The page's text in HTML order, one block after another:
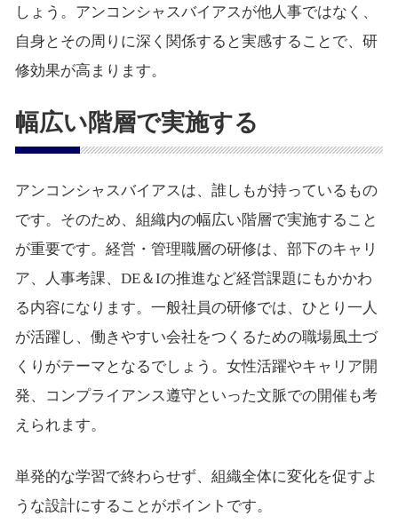
しょう。アンコンシャスバイアスが他人事ではなく、
自身とその周りに深く関係すると実感することで、研
修効果が高まります。
幅広い階層で実施する
アンコンシャスバイアスは、誰しもが持っているもの
です。そのため、組織内の幅広い階層で実施すること
が重要です。経営・管理職層の研修は、部下のキャリ
ア、人事考課、DE＆Iの推進など経営課題にもかかわ
る内容になります。一般社員の研修では、ひとり一人
が活躍し、働きやすい会社をつくるための職場風土づ
くりがテーマとなるでしょう。女性活躍やキャリア開
発、コンプライアンス遵守といった文脈での開催も考
えられます。
単発的な学習で終わらせず、組織全体に変化を促すよ
うな設計にすることがポイントです。